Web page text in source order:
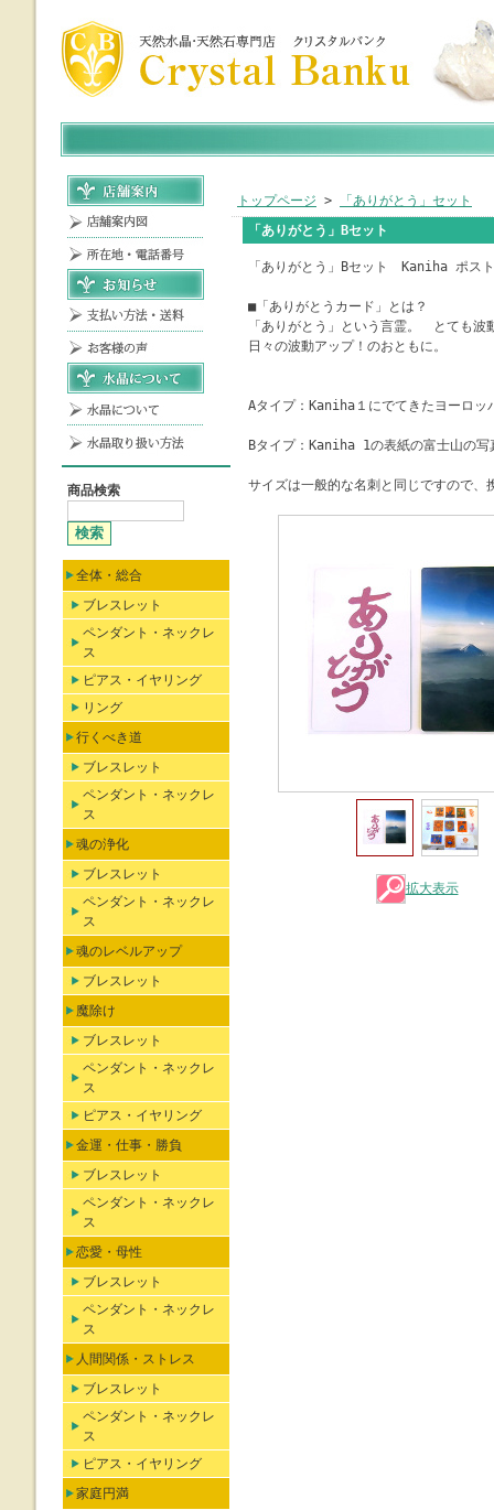
商品検索
全体・総合
ブレスレット
ペンダント・ネックレ
ス
ピアス・イヤリング
リング
行くべき道
ブレスレット
ペンダント・ネックレ
ス
魂の浄化
ブレスレット
ペンダント・ネックレ
ス
魂のレベルアップ
ブレスレット
魔除け
ブレスレット
ペンダント・ネックレ
ス
ピアス・イヤリング
金運・仕事・勝負
ブレスレット
ペンダント・ネックレ
ス
恋愛・母性
ブレスレット
ペンダント・ネックレ
ス
人間関係・ストレス
ブレスレット
ペンダント・ネックレ
ス
ピアス・イヤリング
家庭円満
トップページ >
「ありがとう」セット
「ありがとう」Bセット
「ありがとう」Bセット Kaniha ポス
■「ありがとうカード」とは？
「ありがとう」という言霊。 とても波
日々の波動アップ！のおともに。
Aタイプ：Kaniha１にでてきたヨーロッ
Bタイプ：Kaniha 1の表紙の富士山の写
サイズは一般的な名刺と同じですので、
拡大表示